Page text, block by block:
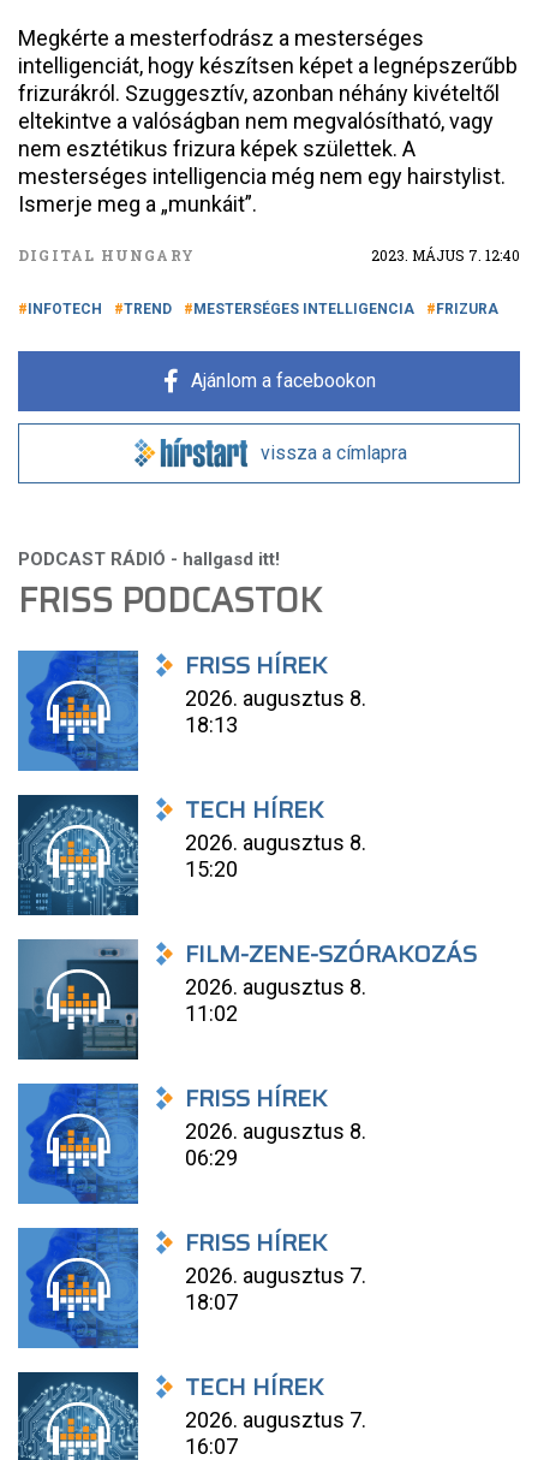
Megkérte a mesterfodrász a mesterséges
intelligenciát, hogy készítsen képet a legnépszerűbb
frizurákról. Szuggesztív, azonban néhány kivételtől
eltekintve a valóságban nem megvalósítható, vagy
nem esztétikus frizura képek születtek. A
mesterséges intelligencia még nem egy hairstylist.
Ismerje meg a „munkáit”.
DIGITAL HUNGARY 2023. MÁJUS 7. 12:40
INFOTECH TREND MESTERSÉGES INTELLIGENCIA FRIZURA
Ajánlom a facebookon
vissza a címlapra
FRISS PODCASTOK
FRISS HÍREK
2026. augusztus 8.
18:13
TECH HÍREK
2026. augusztus 8.
15:20
FILM-ZENE-SZÓRAKOZÁS
2026. augusztus 8.
11:02
FRISS HÍREK
2026. augusztus 8.
06:29
FRISS HÍREK
2026. augusztus 7.
18:07
TECH HÍREK
2026. augusztus 7.
16:07